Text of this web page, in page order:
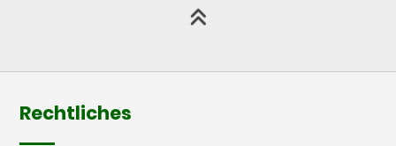
Rechtliches